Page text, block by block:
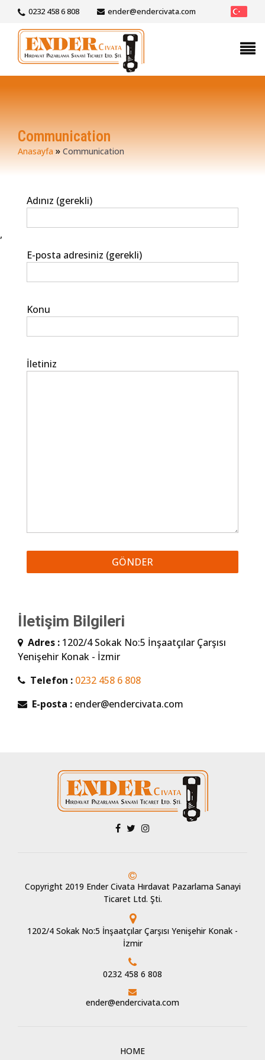
0232 458 6 808 ender@endercivata.com
,
Communication
Anasayfa » Communication
Adınız (gerekli)
E-posta adresiniz (gerekli)
Konu
İletiniz
İletişim Bilgileri
Adres : 1202/4 Sokak No:5 İnşaatçılar Çarşısı
Yenişehir Konak - İzmir
Telefon : 0232 458 6 808
E-posta : ender@endercivata.com
Copyright 2019 Ender Civata Hırdavat Pazarlama Sanayi
Ticaret Ltd. Şti.
1202/4 Sokak No:5 İnşaatçılar Çarşısı Yenişehir Konak -
İzmir
0232 458 6 808
ender@endercivata.com
HOME